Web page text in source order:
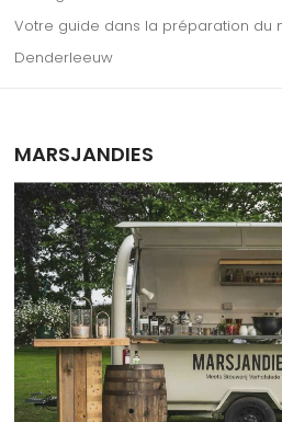
Votre guide dans la préparation du
Denderleeuw
MARSJANDIES